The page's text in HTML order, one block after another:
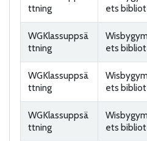
ttning
ets
WGKlassuppsä
ttning
ets
WGKlassuppsä
ttning
ets
WGKlassuppsä
ttning
ets